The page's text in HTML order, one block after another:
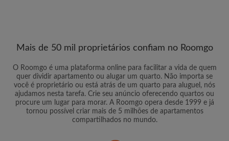
Mais de 50 mil proprietários confiam no Roomgo
O Roomgo é uma plataforma online para facilitar a vida de quem
quer dividir apartamento ou alugar um quarto. Não importa se
você é proprietário ou está atrás de um quarto para aluguel, nós
ajudamos nesta tarefa. Crie seu anúncio oferecendo quartos ou
procure um lugar para morar. A Roomgo opera desde 1999 e já
tornou possível criar mais de 5 milhões de apartamentos
compartilhados no mundo.